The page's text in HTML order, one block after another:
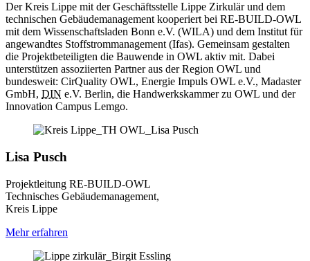
Der Kreis Lippe mit der Geschäftsstelle Lippe Zirkulär und dem
technischen Gebäudemanagement kooperiert bei RE-BUILD-OWL
mit dem Wissenschaftsladen Bonn e.V. (WILA) und dem Institut für
angewandtes Stoffstrommanagement (Ifas). Gemeinsam gestalten
die Projektbeteiligten die Bauwende in OWL aktiv mit. Dabei
unterstützen assoziierten Partner aus der Region OWL und
bundesweit: CirQuality OWL, Energie Impuls OWL e.V., Madaster
GmbH, DIN e.V. Berlin, die Handwerkskammer zu OWL und der
Innovation Campus Lemgo.
Lisa Pusch
Projektleitung RE-BUILD-OWL
Technisches Gebäudemanagement,
Kreis Lippe
Mehr erfahren